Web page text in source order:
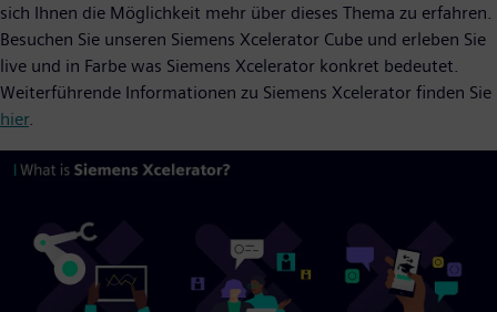
sich Ihnen die Möglichkeit mehr über dieses Thema zu erfahren.
Besuchen Sie unseren Siemens Xcelerator Cube und erleben Sie
live und in Farbe was Siemens Xcelerator konkret bedeutet.
Weiterführende Informationen zu Siemens Xcelerator finden Sie
hier.